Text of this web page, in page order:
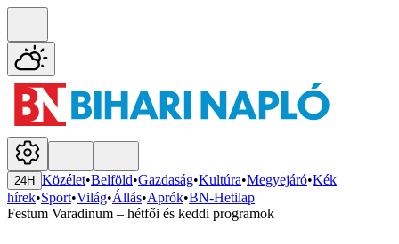
24H Közélet•Belföld•Gazdaság•Kultúra•Megyejáró•Kék
hírek•Sport•Világ•Állás•Aprók•BN-Hetilap
Festum Varadinum – hétfői és keddi programok